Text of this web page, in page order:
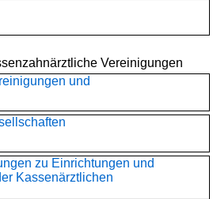
Vereinigungen
und
zu Einrichtungen und
Kassenärztlichen